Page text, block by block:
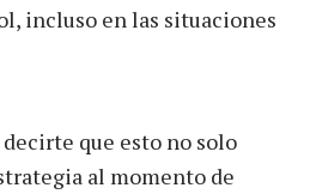
incluso en las situaciones
que esto no solo
al momento de